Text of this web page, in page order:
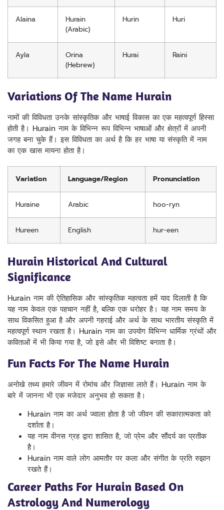
Alaina
Hurain
(Arabic)
Hurin Huri
Ayla
Orina
(Hebrew)
Hurai Raini
Variations Of The Name Hurain
नामों की विविधता उनके सांस्कृतिक और भाषाई विकास का एक महत्वपूर्ण हिस्सा
होती है। Hurain नाम के विभिन्न रूप विभिन्न भाषाओं और क्षेत्रों में अपनी
जगह बना चुके हैं। इस विविधता का अर्थ है कि हर भाषा या संस्कृति में नाम
का एक खास मायना होता है।
Variation Language/Region Pronunciation
Huraine Arabic hoo-ryn
Hureen English hur-een
Hurain Historical And Cultural
Significance
Hurain नाम की ऐतिहासिक और सांस्कृतिक महत्वता हमें याद दिलाती है कि
यह नाम केवल एक पहचान नहीं है, बल्कि एक धरोहर है। यह नाम समय के
साथ विकसित हुआ है और अपनी गहराई और अर्थ के साथ भारतीय संस्कृति में
महत्वपूर्ण स्थान रखता है। Hurain नाम का उपयोग विभिन्न धार्मिक ग्रंथों और
कविताओं में भी किया गया है, जो इसे और भी विशिष्ट बनाता है।
Fun Facts For The Name Hurain
अनोखे तथ्य हमारे जीवन में रोमांच और जिज्ञासा लाते हैं। Hurain नाम के
बारे में जानना भी एक मजेदार अनुभव हो सकता है।
Hurain नाम का अर्थ ज्वाला होता है जो जीवन की सकारात्मकता को
दर्शाता है।
यह नाम वीनस ग्रह द्वारा शासित है, जो प्रेम और सौंदर्य का प्रतीक
है।
Hurain नाम वाले लोग आमतौर पर कला और संगीत के प्रति रुझान
रखते हैं।
Career Paths For Hurain Based On
Astrology And Numerology